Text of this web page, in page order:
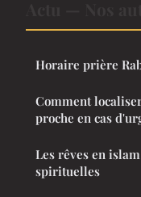
Horaire prière
Comment
proche en cas
Les rêves en
spirituelles